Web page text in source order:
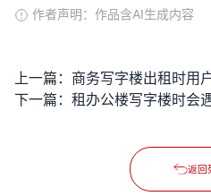
作者声明：作品含AI生成内容
上一篇：
下一篇：
返回